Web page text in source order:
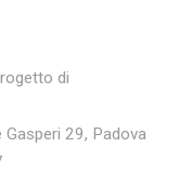
di
Gasperi 29, Padova